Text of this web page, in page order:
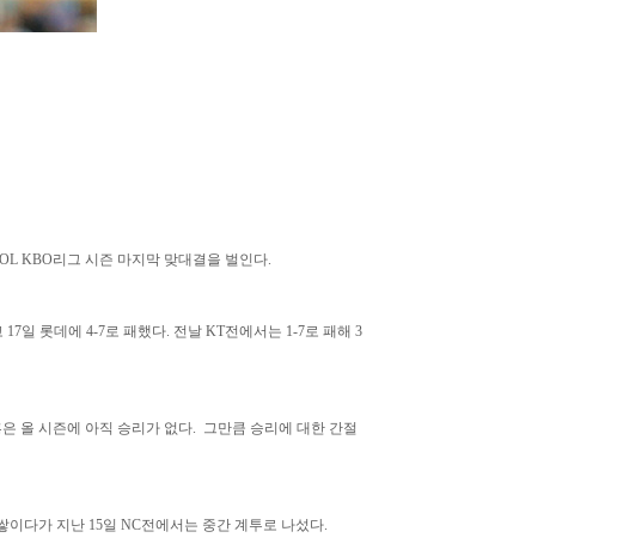
KBO리그 시즌 마지막 맞대결을 벌인다.
일 롯데에 4-7로 패했다. 전날 KT전에서는 1-7로 패해 3
올 시즌에 아직 승리가 없다. 그만큼 승리에 대한 간절
이다가 지난 15일 NC전에서는 중간 계투로 나섰다.